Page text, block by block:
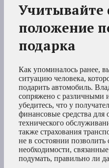
Учитывайте
положение
подарка
Как упоминалось ранее,
ситуацию человека,
подарить автомобиль.
сопряжено с различными
убедитесь, что у
финансовые средства для
технического
также страхования
не в состоянии
необходимости,
подумать, правильно ли